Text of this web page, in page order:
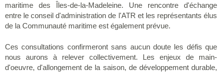
maritime des Îles-de-la-Madeleine. Une rencontre d'échange
entre le conseil d'administration de l'ATR et les représentants élus
de la Communauté maritime est également prévue.
Ces consultations confirmeront sans aucun doute les défis que
nous aurons à relever collectivement. Les enjeux de main-
d'oeuvre, d'allongement de la saison, de développement durable,